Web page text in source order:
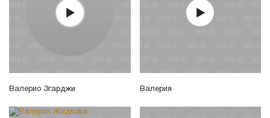
Валерио Згарджи Валерия